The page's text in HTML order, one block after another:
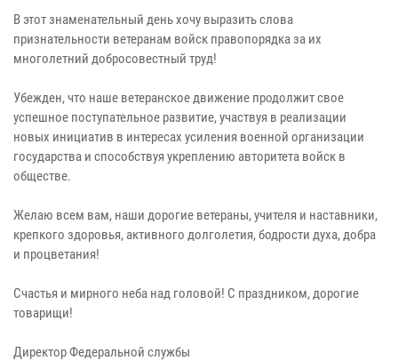
В этот знаменательный день хочу выразить слова
признательности ветеранам войск правопорядка за их
многолетний добросовестный труд!
Убежден, что наше ветеранское движение продолжит свое
успешное поступательное развитие, участвуя в реализации
новых инициатив в интересах усиления военной организации
государства и способствуя укреплению авторитета войск в
обществе.
Желаю всем вам, наши дорогие ветераны, учителя и наставники,
крепкого здоровья, активного долголетия, бодрости духа, добра
и процветания!
Счастья и мирного неба над головой! С праздником, дорогие
товарищи!
Директор Федеральной службы